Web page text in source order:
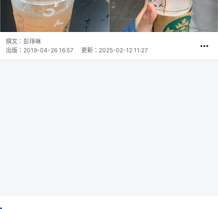
撰文： 彭琤琳
出版： 2019-04-26 16:57 更新： 2025-02-12 11:27